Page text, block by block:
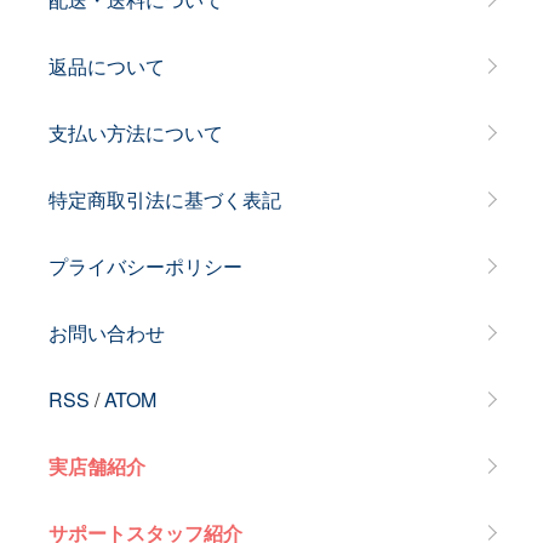
返品について
支払い方法について
特定商取引法に基づく表記
プライバシーポリシー
お問い合わせ
RSS /ATOM
実店舗紹介
サポートスタッフ紹介